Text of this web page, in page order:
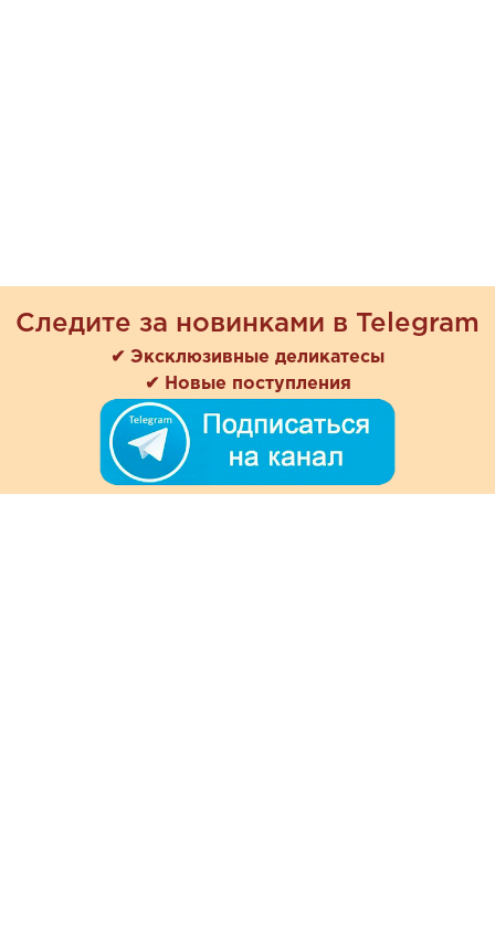
Следите за новинками в Telegram
✔ Эксклюзивные деликатесы
✔ Новые поступления